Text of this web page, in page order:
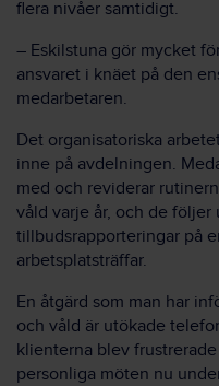
flera nivåer samtidigt.
– Eskilstuna gör mycket
ansvaret i knäet på den
medarbetaren.
Det organisatoriska
inne på avdelningen.
med och reviderar
våld varje år, och de följer
tillbudsrapporteringar på
arbetsplatsträffar.
En åtgärd som man har
och våld är utökade
klienterna blev
personliga möten nu